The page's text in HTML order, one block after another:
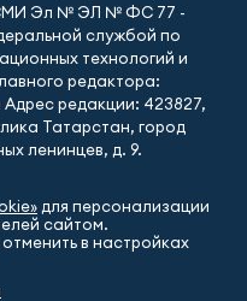
СМИ Эл № ЭЛ № ФС 77 -
службой по
технологий и
редактора:
Адрес редакции: 423827,
Татарстан, город
ленинцев, д. 9.
для персонализации
сайтом.
в настройках